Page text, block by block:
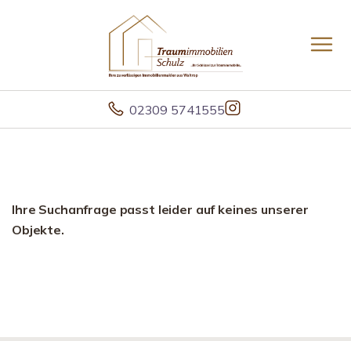
02309 5741555
Ihre Suchanfrage passt leider auf keines unserer
Objekte.